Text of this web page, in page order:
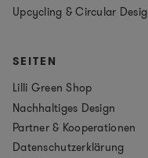
Upcycling & Circular
SEITEN
Lilli Green Shop
Nachhaltiges Design
Partner & Kooperationen
Datenschutzerklärung